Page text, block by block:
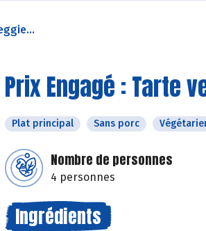
Prix Engagé : Tarte
Plat principal Sans porc
Nombre de personnes
4 personnes
Ingrédients